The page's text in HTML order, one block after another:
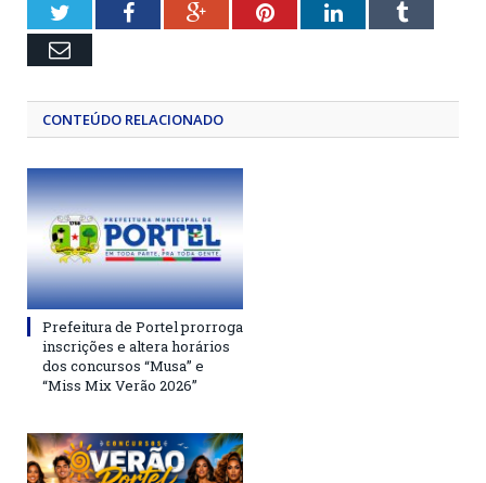
TwitterFacebookGoogle+PinterestLinkedInTumblr
Email
CONTEÚDO RELACIONADO
Prefeitura de Portel prorroga
inscrições e altera horários
dos concursos “Musa” e
“Miss Mix Verão 2026”